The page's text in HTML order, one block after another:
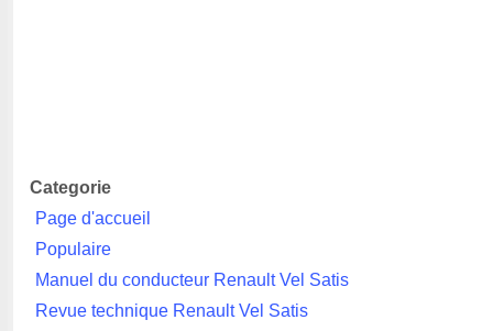
Categorie
Page d'accueil
Populaire
Manuel du conducteur Renault Vel Satis
Revue technique Renault Vel Satis